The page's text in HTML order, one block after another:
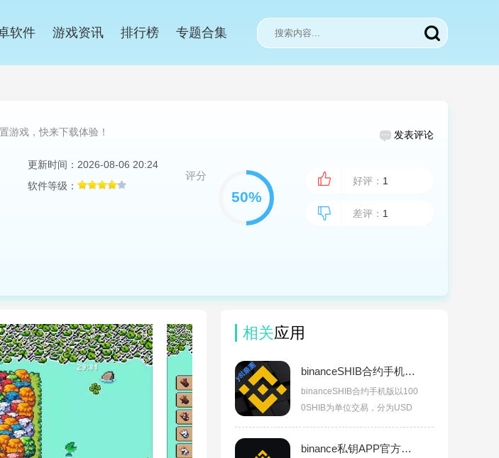
软件 游戏资讯 排行榜 专题合集
游戏，快来下载体验！ 发表评论
更新时间：2026-08-06 20:24
软件等级：
评分 好评： 1
差评： 1
相关应用
binanceSHIB合约手机版v3.18.4
binanceSHIB合约手机版以100
0SHIB为单位交易，分为USD
binance私钥APP官方正版下载v3.18.4